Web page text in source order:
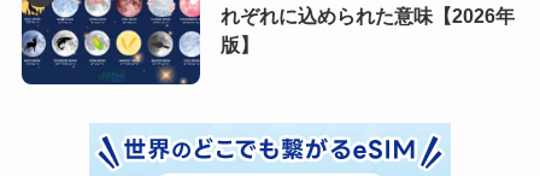
れぞれに込められた意味【2026年
版】